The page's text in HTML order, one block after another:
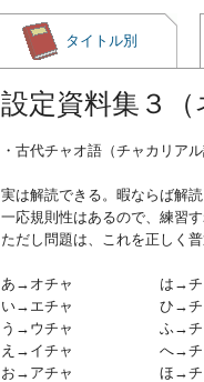
タイトル別
設定資料集３（
・古代チャオ語（チャカリア
実は解読できる。暇ならば解
一応規則性はあるので、練習
ただし問題は、これを正しく
あ→オチャ は→
い→エチャ ひ→
う→ウチャ ふ→
え→イチャ へ→
お→アチャ ほ→